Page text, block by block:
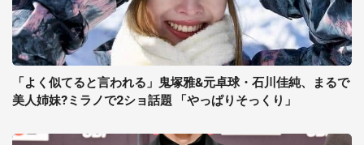
「よく似てると言われる」鬼塚雅&元卓球・石川佳純、まるで
美人姉妹?ミラノで2ショ話題 「やっぱりそっくり」